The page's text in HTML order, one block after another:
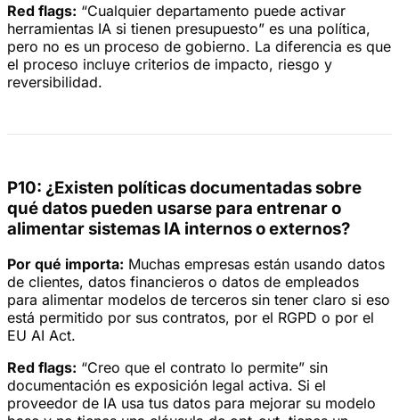
Red flags: “Cualquier departamento puede activar
herramientas IA si tienen presupuesto” es una política,
pero no es un proceso de gobierno. La diferencia es que
el proceso incluye criterios de impacto, riesgo y
reversibilidad.
P10: ¿Existen políticas documentadas sobre
qué datos pueden usarse para entrenar o
alimentar sistemas IA internos o externos?
Por qué importa: Muchas empresas están usando datos
de clientes, datos financieros o datos de empleados
para alimentar modelos de terceros sin tener claro si eso
está permitido por sus contratos, por el RGPD o por el
EU AI Act.
Red flags: “Creo que el contrato lo permite” sin
documentación es exposición legal activa. Si el
proveedor de IA usa tus datos para mejorar su modelo